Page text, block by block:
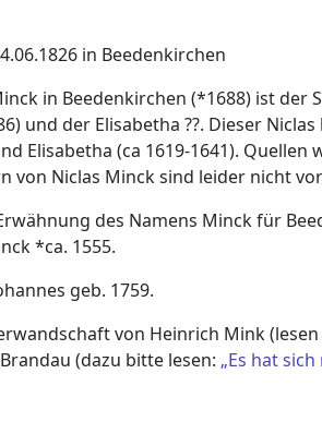
in Beedenkirchen
in Beedenkirchen (*1688) ist der
und der Elisabetha ??. Dieser
Elisabetha (ca 1619-1641).
von Niclas Minck sind leider nicht
des Namens Minck für
*ca. 1555.
geb. 1759.
von Heinrich Mink (lesen
(dazu bitte lesen: „Es hat sich